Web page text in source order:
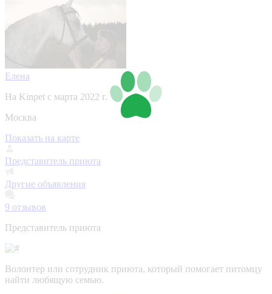
Елена
На Kinpet c марта 2022 г.
Москва
Показать на карте
Представитель приюта
Другие объявления
9 отзывов
Представитель приюта
Волонтер или сотрудник приюта, который помогает питомцу
найти любящую семью.